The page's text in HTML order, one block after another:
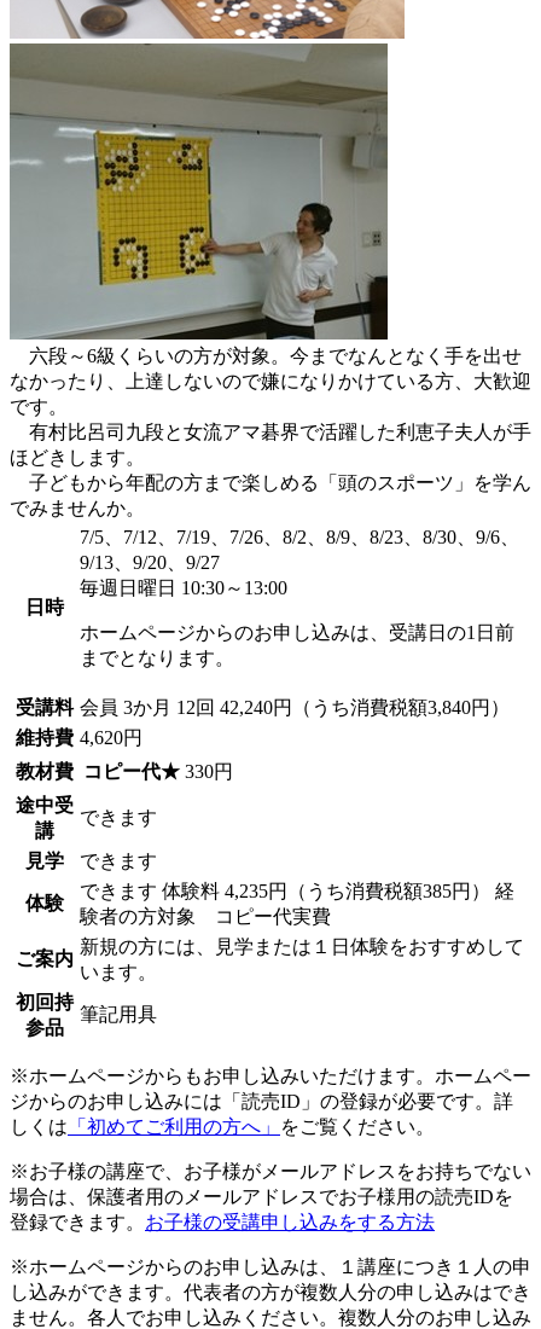
六段～6級くらいの方が対象。今までなんとなく手を出せ
なかったり、上達しないので嫌になりかけている方、大歓迎
です。
有村比呂司九段と女流アマ碁界で活躍した利恵子夫人が手
ほどきします。
子どもから年配の方まで楽しめる「頭のスポーツ」を学ん
でみませんか。
日時
7/5、7/12、7/19、7/26、8/2、8/9、8/23、8/30、9/6、
9/13、9/20、9/27
毎週日曜日 10:30～13:00
ホームページからのお申し込みは、受講日の1日前
までとなります。
受講料 会員 3か月 12回 42,240円（うち消費税額3,840円）
維持費 4,620円
教材費
コピー代★ 330円
途中受
講
できます
見学 できます
体験
できます 体験料 4,235円（うち消費税額385円） 経
験者の方対象 コピー代実費
ご案内
新規の方には、見学または１日体験をおすすめして
います。
初回持
参品
筆記用具
※ホームページからもお申し込みいただけます。ホームペー
ジからのお申し込みには「読売ID」の登録が必要です。詳
しくは 「初めてご利用の方へ」 をご覧ください。
※お子様の講座で、お子様がメールアドレスをお持ちでない
場合は、保護者用のメールアドレスでお子様用の読売IDを
登録できます。 お子様の受講申し込みをする方法
※ホームページからのお申し込みは、１講座につき１人の申
し込みができます。代表者の方が複数人分の申し込みはでき
ません。各人でお申し込みください。複数人分のお申し込み